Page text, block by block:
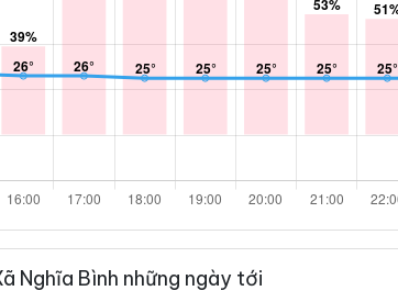
Nghĩa Bình những ngày tới